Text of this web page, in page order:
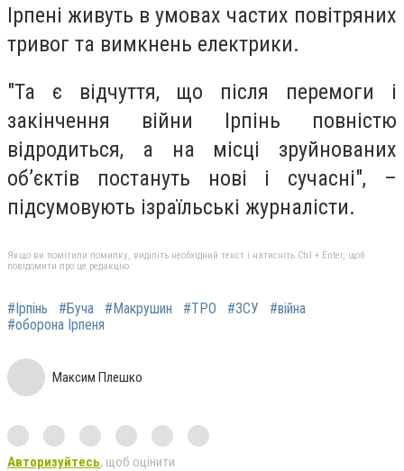
Ірпені живуть в умовах частих повітряних
тривог та вимкнень електрики.
"Та є відчуття, що після перемоги і
закінчення війни Ірпінь повністю
відродиться, а на місці зруйнованих
об’єктів постануть нові і сучасні", –
підсумовують ізраїльські журналісти.
Якщо ви помітили помилку, виділіть необхідний текст і натисніть Ctrl + Enter, щоб
повідомити про це редакцію
#Ірпінь #Буча #Макрушин #ТРО #ЗСУ
#війна
#оборона Ірпеня
Максим Плешко
Авторизуйтесь, щоб оцінити